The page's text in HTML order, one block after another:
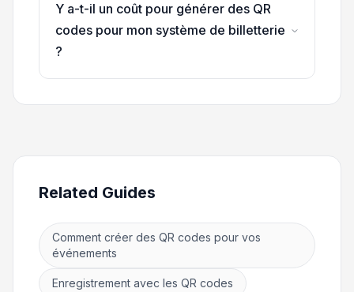
Y a-t-il un coût pour générer des QR
codes pour mon système de billetterie
?
Related Guides
Comment créer des QR codes pour vos
événements
Enregistrement avec les QR codes